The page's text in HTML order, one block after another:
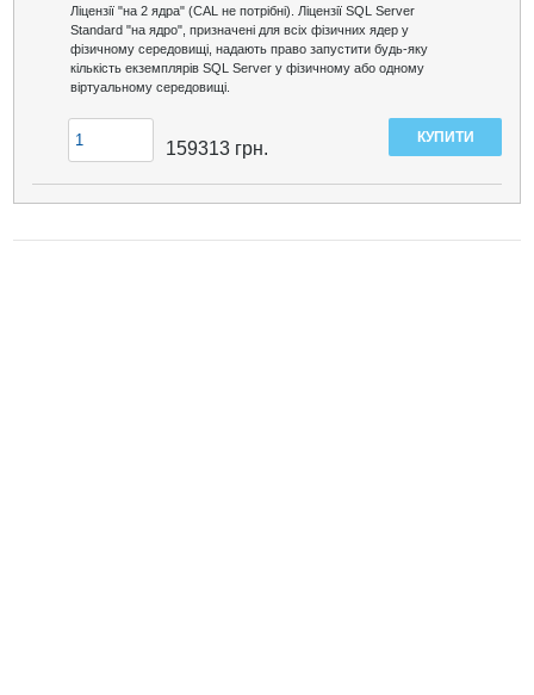
Ліцензії "на 2 ядра" (CAL не потрібні). Ліцензії SQL Server
Standard "на ядро", призначені для всіх фізичних ядер у
фізичному середовищі, надають право запустити будь-яку
кількість екземплярів SQL Server у фізичному або одному
віртуальному середовищі.
159313 грн.